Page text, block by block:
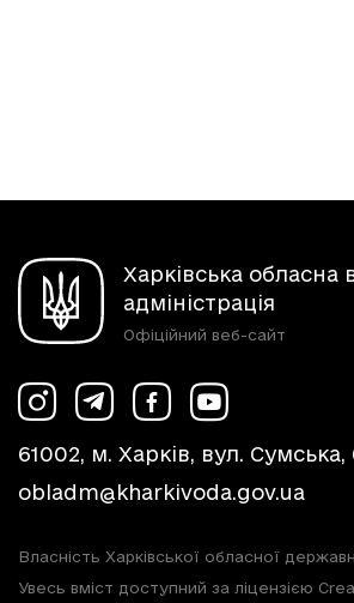
Харківська обласна
адміністрація
Офіційний веб-сайт
61002, м. Харків, вул. Сумська,
obladm@kharkivoda.gov.ua
Власність Харківської обласної
Увесь вміст доступний за ліцензією